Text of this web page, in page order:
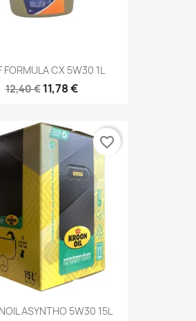
FORMULA CX 5W30 1L
12,40 € 11,78 €
ASYNTHO 5W30 15L
favorite_border